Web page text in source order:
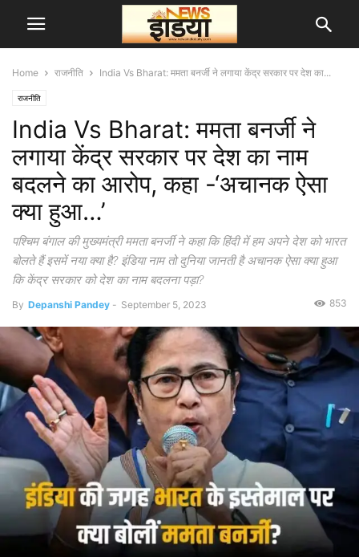
Home राजनीति India Vs Bharat: ममता बनर्जी ने लगाया केंद्र सरकार पर देश का...
राजनीति
India Vs Bharat: ममता बनर्जी ने
लगाया केंद्र सरकार पर देश का नाम
बदलने का आरोप, कहा -‘अचानक ऐसा
क्या हुआ…’
पश्चिम बंगाल की मुख्यमंत्री ममता बनर्जी ने कहा कि हिंदी में हम अपने देश को भारत
बोलते हैं इसमें नया क्या है? इंडिया नाम तो दुनिया जानती है अचानक ऐसा क्या हुआ
कि केंद्र सरकार को देश का नाम बदलना पड़ा?
By Depanshi Pandey - September 5, 2023 853